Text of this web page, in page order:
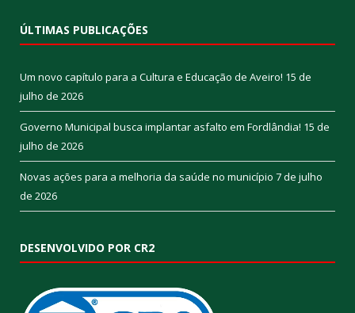
ÚLTIMAS PUBLICAÇÕES
Um novo capítulo para a Cultura e Educação de Aveiro! 15 de
julho de 2026
Governo Municipal busca implantar asfalto em Fordlândia! 15 de
julho de 2026
Novas ações para a melhoria da saúde no município 7 de julho
de 2026
DESENVOLVIDO POR CR2